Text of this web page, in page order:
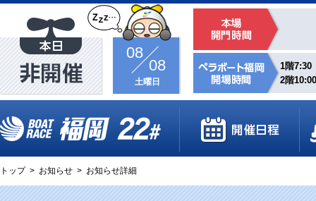
08
08
土曜日
1階7:30
2階10:00
トップ > お知らせ > お知らせ詳細